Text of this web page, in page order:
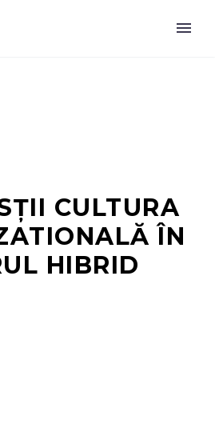
CULTURA
ÎN
HIBRID